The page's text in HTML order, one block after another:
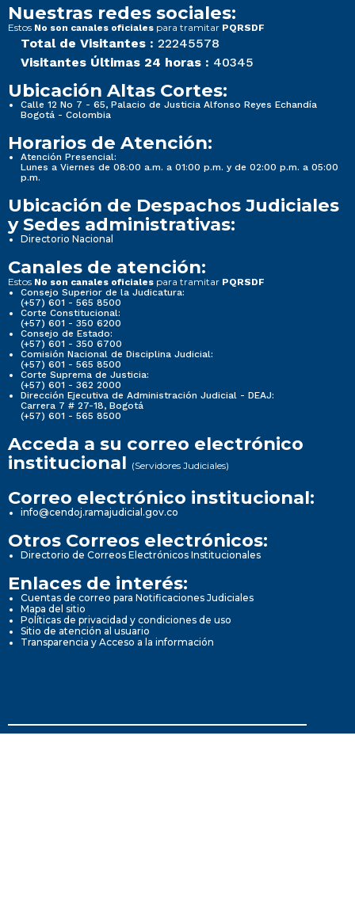
Nuestras redes sociales:
Estos No son canales oficiales para tramitar PQRSDF
Total de Visitantes : 22245578
Visitantes Últimas 24 horas : 40345
Ubicación Altas Cortes:
Calle 12 No 7 - 65, Palacio de Justicia Alfonso Reyes Echandía
Bogotá - Colombia
Horarios de Atención:
Atención Presencial:
Lunes a Viernes de 08:00 a.m. a 01:00 p.m. y de 02:00 p.m. a 05:00
p.m.
Ubicación de Despachos Judiciales
y Sedes administrativas:
Directorio Nacional
Canales de atención:
Estos No son canales oficiales para tramitar PQRSDF
Consejo Superior de la Judicatura:
(+57) 601 - 565 8500
Corte Constitucional:
(+57) 601 - 350 6200
Consejo de Estado:
(+57) 601 - 350 6700
Comisión Nacional de Disciplina Judicial:
(+57) 601 - 565 8500
Corte Suprema de Justicia:
(+57) 601 - 362 2000
Dirección Ejecutiva de Administración Judicial - DEAJ:
Carrera 7 # 27-18, Bogotá
(+57) 601 - 565 8500
Acceda a su correo electrónico
institucional (Servidores Judiciales)
Correo electrónico institucional:
info@cendoj.ramajudicial.gov.co
Otros Correos electrónicos:
Directorio de Correos Electrónicos Institucionales
Enlaces de interés:
Cuentas de correo para Notificaciones Judiciales
Mapa del sitio
Políticas de privacidad y condiciones de uso
Sitio de atención al usuario
Transparencia y Acceso a la información